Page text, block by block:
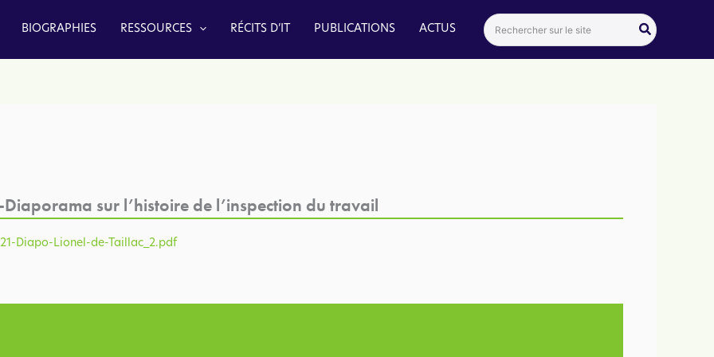
BIOGRAPHIES RESSOURCES RÉCITS D’IT PUBLICATIONS ACTUS
Search
for:
sur l’histoire de l’inspection du travail
Diapo-Lionel-de-Taillac_2.pdf